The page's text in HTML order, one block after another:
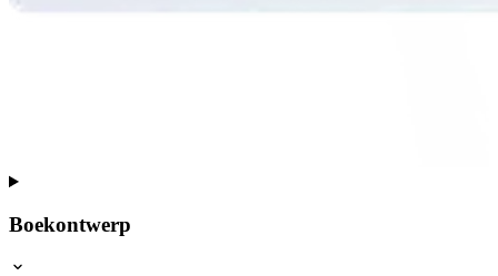
Boekontwerp